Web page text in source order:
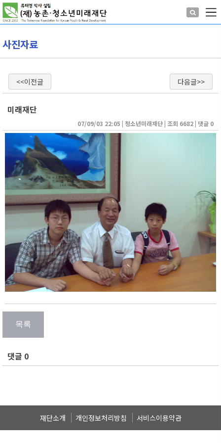
사진자료
<<이전글 다음글>>
미래재단
07/09/03 22:05 | 청소년미래재단 | 조회 6682 | 댓글 0
댓글 0
재단소개 개인정보처리방침 서비스이용약관